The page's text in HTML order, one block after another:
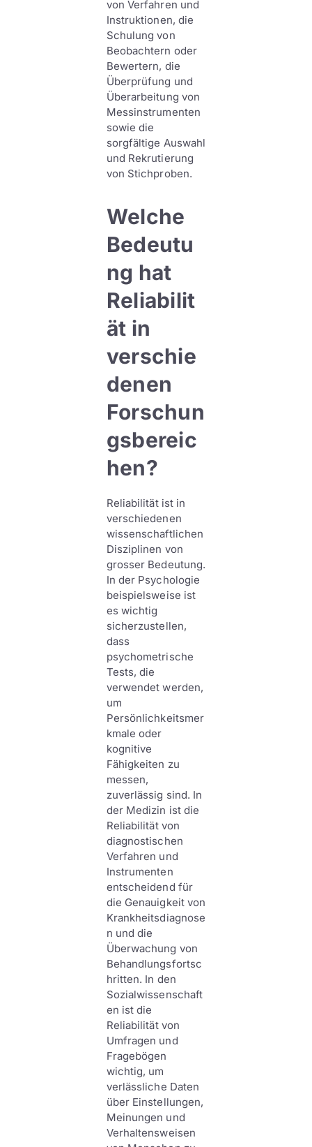
von Verfahren und
Instruktionen, die
Schulung von
Beobachtern oder
Bewertern, die
Überprüfung und
Überarbeitung von
Messinstrumenten
sowie die
sorgfältige Auswahl
und Rekrutierung
von Stichproben.
Welche
Bedeutu
ng hat
Reliabilit
ät in
verschie
denen
Forschun
gsbereic
hen?
Reliabilität ist in
verschiedenen
wissenschaftlichen
Disziplinen von
grosser Bedeutung.
In der Psychologie
beispielsweise ist
es wichtig
sicherzustellen,
dass
psychometrische
Tests, die
verwendet werden,
um
Persönlichkeitsmer
kmale oder
kognitive
Fähigkeiten zu
messen,
zuverlässig sind. In
der Medizin ist die
Reliabilität von
diagnostischen
Verfahren und
Instrumenten
entscheidend für
die Genauigkeit von
Krankheitsdiagnose
n und die
Überwachung von
Behandlungsfortsc
hritten. In den
Sozialwissenschaft
en ist die
Reliabilität von
Umfragen und
Fragebögen
wichtig, um
verlässliche Daten
über Einstellungen,
Meinungen und
Verhaltensweisen